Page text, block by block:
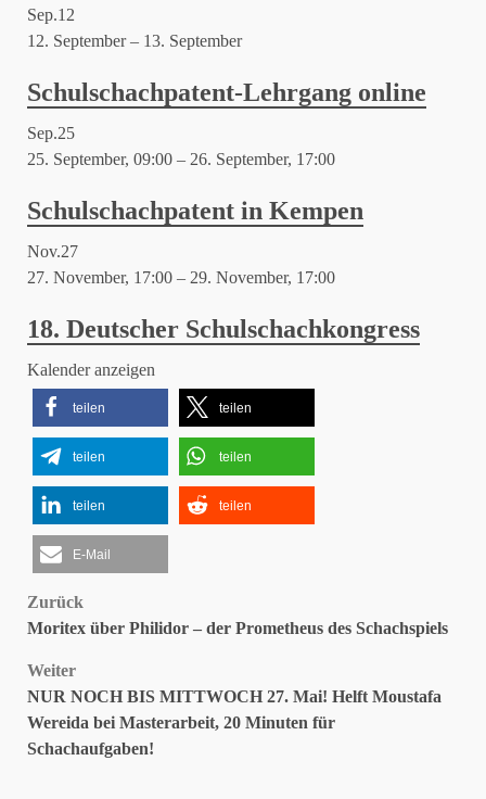
Sep.12
12. September– 13. September
Schulschachpatent-Lehrgang online
Sep.25
25. September, 09:00 – 26. September, 17:00
Schulschachpatent in Kempen
Nov.27
27. November, 17:00 – 29. November, 17:00
18. Deutscher Schulschachkongress
Kalender anzeigen
teilen teilen
teilen teilen
teilen teilen
E-Mail
Beitragsnavigation
Zurück
Moritex über Philidor – der Prometheus des Schachspiels
Weiter
NUR NOCH BIS MITTWOCH 27. Mai! Helft Moustafa
Wereida bei Masterarbeit, 20 Minuten für
Schachaufgaben!